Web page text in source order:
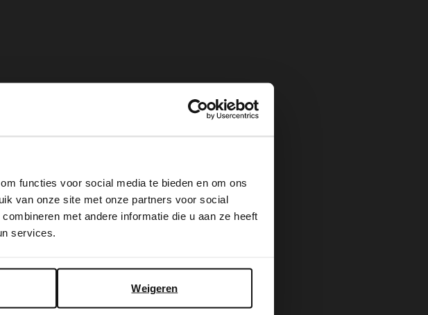
functies voor social media te bieden en om ons
van onze site met onze partners voor social
met andere informatie die u aan ze heeft
services.
Weigeren
×
you like to